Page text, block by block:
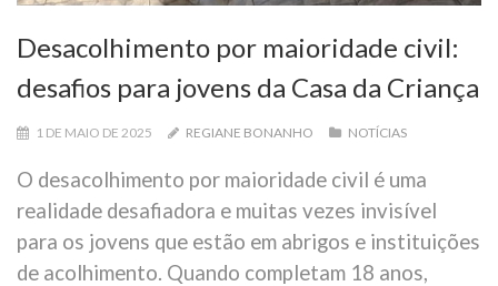
Desacolhimento por maioridade civil:
desafios para jovens da Casa da Criança
1 DE MAIO DE 2025 REGIANE BONANHO NOTÍCIAS
O desacolhimento por maioridade civil é uma
realidade desafiadora e muitas vezes invisível
para os jovens que estão em abrigos e instituições
de acolhimento. Quando completam 18 anos,